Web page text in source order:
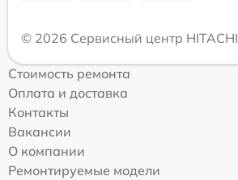
© 2026 Сервисный центр HITACHI
Стоимость ремонта
Оплата и доставка
Контакты
Вакансии
О компании
Ремонтируемые модели